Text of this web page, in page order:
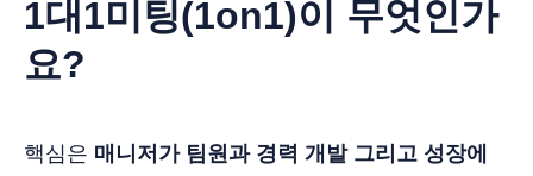
1대1미팅(1on1)이 무엇인가
요?
핵심은 매니저가 팀원과 경력 개발 그리고 성장에